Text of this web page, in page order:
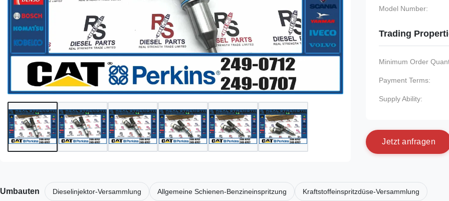
Model Number:
Trading
Minimum Order
Payment Terms:
Supply Ability:
Jetzt anfragen
Umbauten Dieselinjektor-Versammlung Allgemeine Schienen-Benzineinspritzung Kraftstoffeinspritzdüse-Versammlung